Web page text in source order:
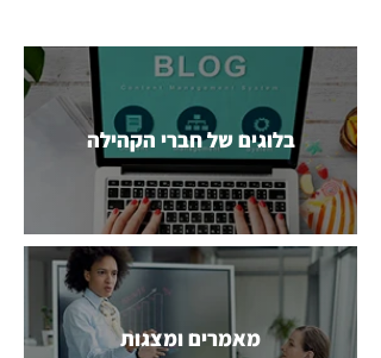
בלוגים של חברי הקהילה
מאמרים ומצגות